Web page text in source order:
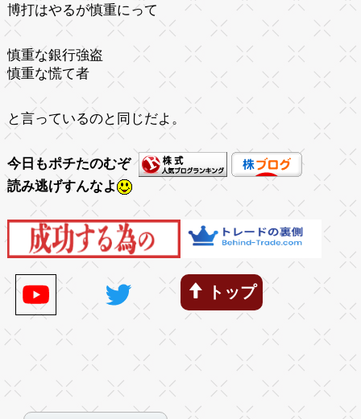
博打はやるが慎重にって
慎重な銀行強盗
慎重な慌て者
と言っているのと同じだよ。
今日もポチたのむぞ
読み逃げすんなよ
トップ